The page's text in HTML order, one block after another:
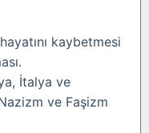
kaybetmesi
İtalya ve
ve Faşizm